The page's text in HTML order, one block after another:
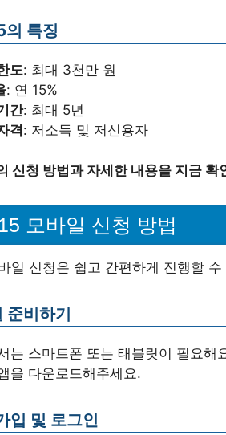
의 특징
도: 최대 3천만 원
: 연 15%
간: 최대 5년
격: 저소득 및 저신용자
신청 방법과 자세한 내용을 지금 확
모바일 신청 방법
일 신청은 쉽고 간편하게 진행할
준비하기
는 스마트폰 또는 태블릿이 필요
을 다운로드해주세요.
입 및 로그인